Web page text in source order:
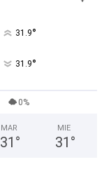
31.9°
31.9°
0%
MAR
31 °
MIE
31 °